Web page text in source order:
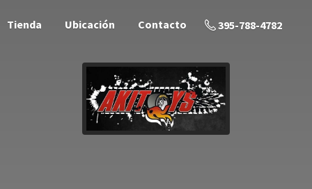
Tienda Ubicación Contacto 395-788-4782